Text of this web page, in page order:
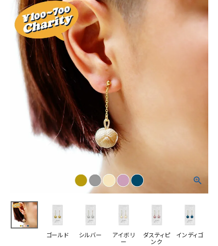
ゴールド シルバー
アイボリ
ー
ダスティピ
ンク
インディゴ